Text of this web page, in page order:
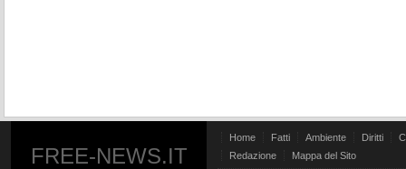
FREE-NEWS.IT
Home Fatti Ambiente Diritti
Redazione
Mappa del Sito